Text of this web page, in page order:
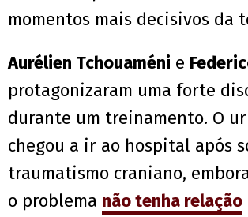
momentos mais decisivos da
Aurélien Tchouaméni e
protagonizaram uma forte
durante um treinamento. O
chegou a ir ao hospital após
traumatismo craniano,
o problema não tenha relação